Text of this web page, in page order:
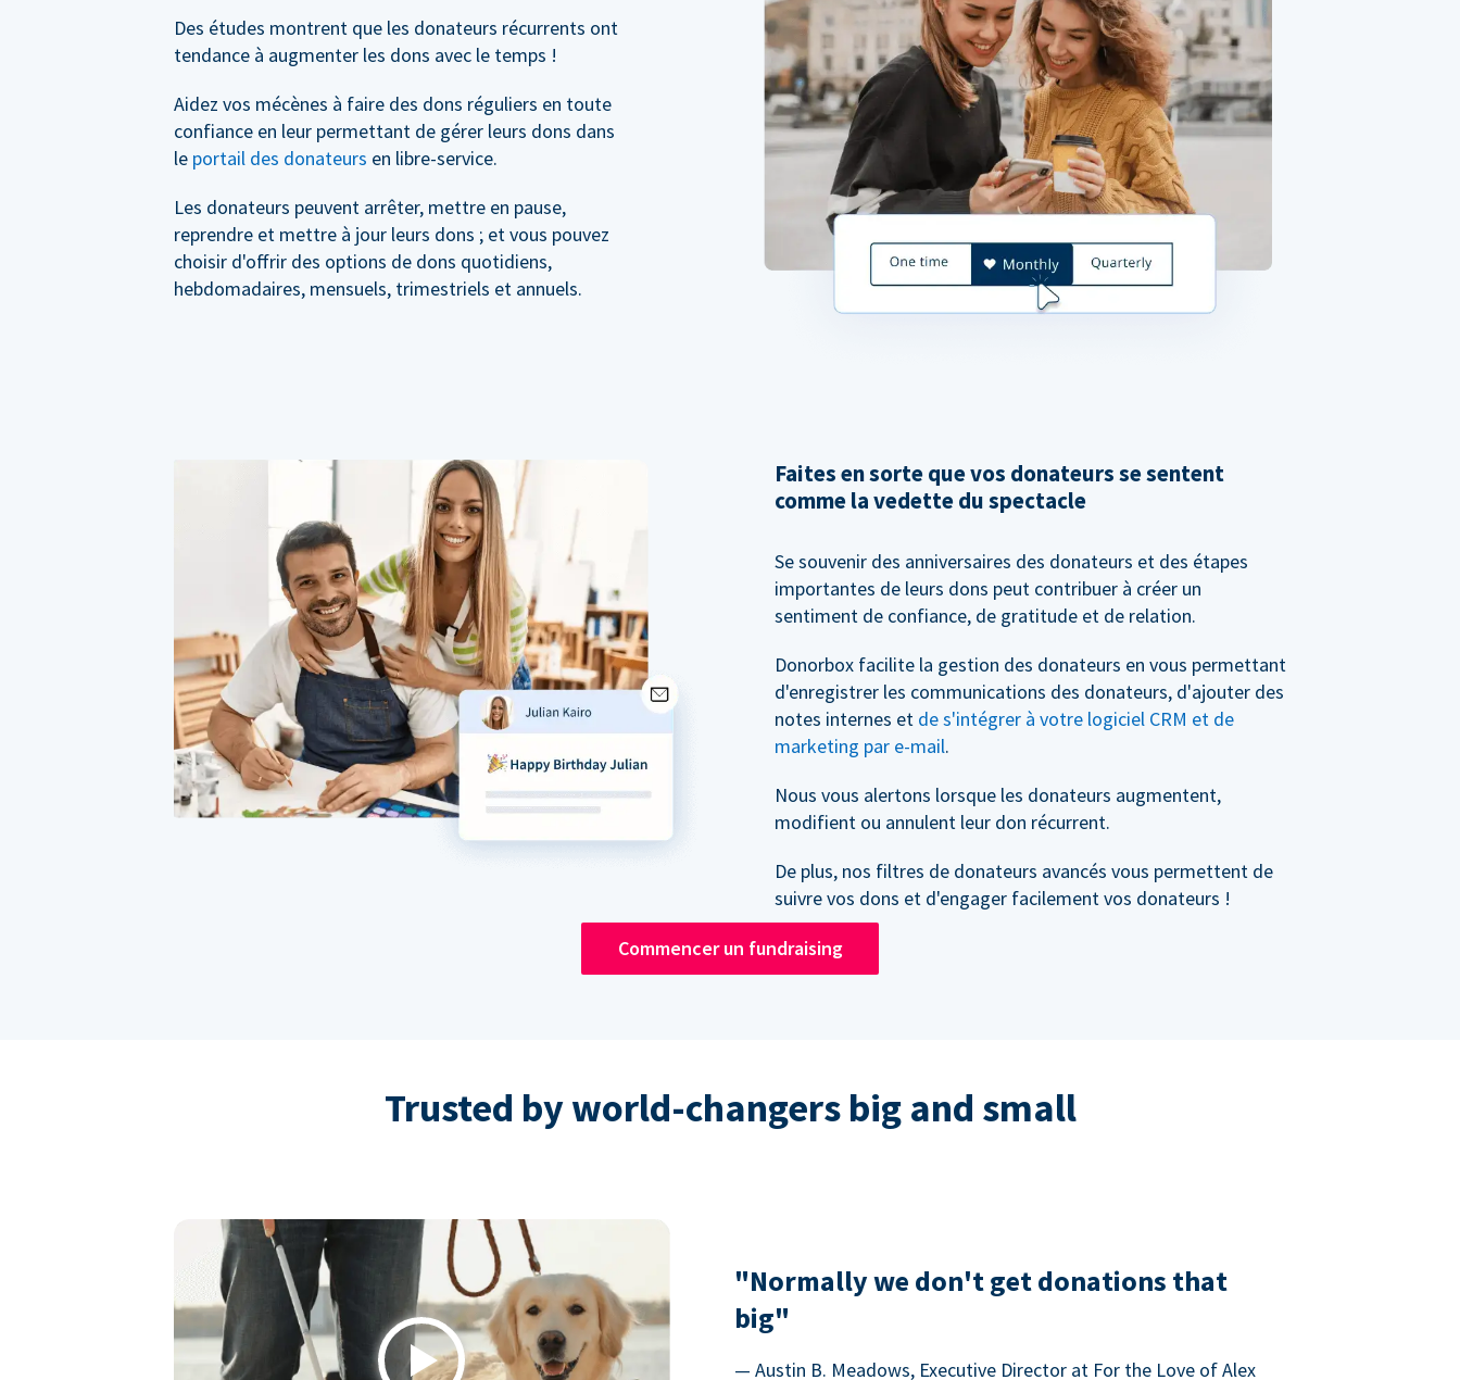
Des études montrent que les donateurs récurrents ont
tendance à augmenter les dons avec le temps !
Aidez vos mécènes à faire des dons réguliers en toute
confiance en leur permettant de gérer leurs dons dans
le portail des donateurs en libre-service.
Les donateurs peuvent arrêter, mettre en pause,
reprendre et mettre à jour leurs dons ; et vous pouvez
choisir d'offrir des options de dons quotidiens,
hebdomadaires, mensuels, trimestriels et annuels.
Faites en sorte que vos donateurs se sentent
comme la vedette du spectacle
Se souvenir des anniversaires des donateurs et des étapes
importantes de leurs dons peut contribuer à créer un
sentiment de confiance, de gratitude et de relation.
Donorbox facilite la gestion des donateurs en vous permettant
d'enregistrer les communications des donateurs, d'ajouter des
notes internes et de s'intégrer à votre logiciel CRM et de
marketing par e-mail.
Nous vous alertons lorsque les donateurs augmentent,
modifient ou annulent leur don récurrent.
De plus, nos filtres de donateurs avancés vous permettent de
suivre vos dons et d'engager facilement vos donateurs !
Commencer un fundraising
Trusted by world-changers big and small
Play
"Normally we don't get donations that
big"
— Austin B. Meadows, Executive Director at For the Love of Alex